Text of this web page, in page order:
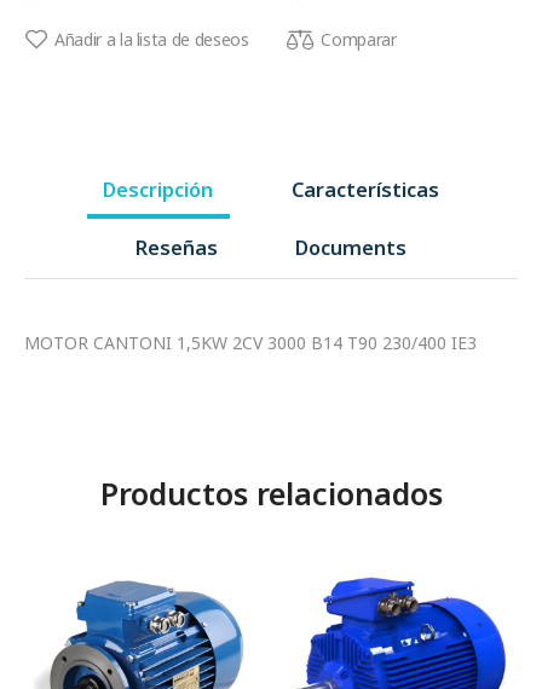
Añadir a la lista de deseos Comparar
Descripción Características
Reseñas Documents
MOTOR CANTONI 1,5KW 2CV 3000 B14 T90 230/400 IE3
Productos relacionados